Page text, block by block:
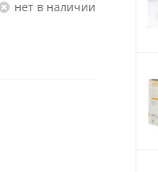
Нет в наличии